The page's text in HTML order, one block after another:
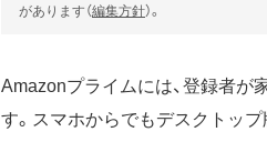
があります（編集方針）。
Amazonプライムには、登録者が
す。スマホからでもデスクトッ